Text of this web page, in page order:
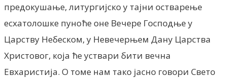
предокушање, литургијско у тајни остварење
есхатолошке пуноће оне Вечере Господње у
Царству Небеском, у Невечерњем Дану Царства
Христовог, која ће уствари бити вечна
Евхаристија. О томе нам тако јасно говори Свето